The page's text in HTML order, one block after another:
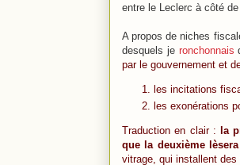
entre le Leclerc à côté
A propos de niches
desquels je ronchonnais
par le gouvernement et
les incitations
les exonérations
Traduction en clair : la
que la deuxième
vitrage, qui installent